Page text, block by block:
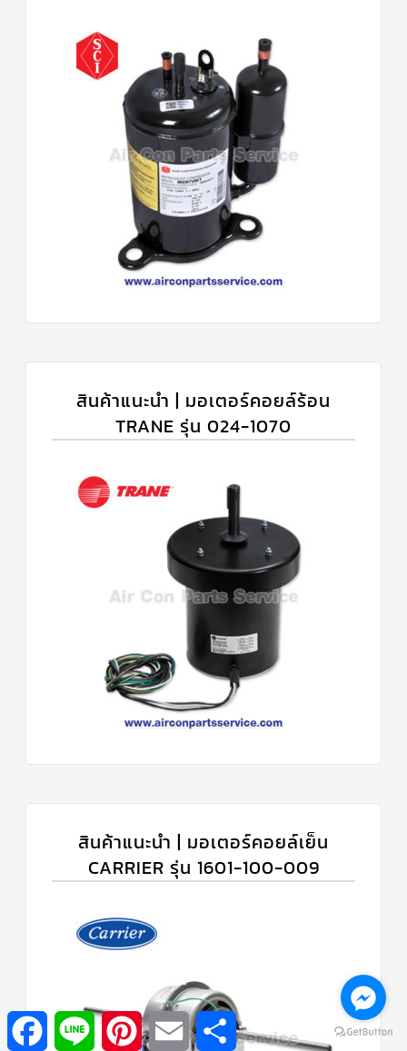
สินค้าแนะนำ | มอเตอร์คอยล์ร้อน
TRANE รุ่น 024-1070
สินค้าแนะนำ | มอเตอร์คอยล์เย็น
CARRIER รุ่น 1601-100-009
FacebookLine PinterestEmail Share